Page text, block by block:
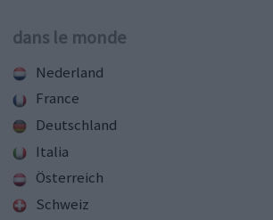
dans le monde
Nederland
France
Deutschland
Italia
Österreich
Schweiz